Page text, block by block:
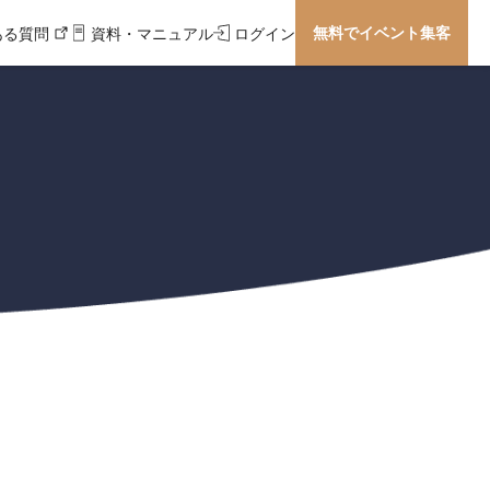
質問 資料・マニュアル ログイン 無料でイベント集客